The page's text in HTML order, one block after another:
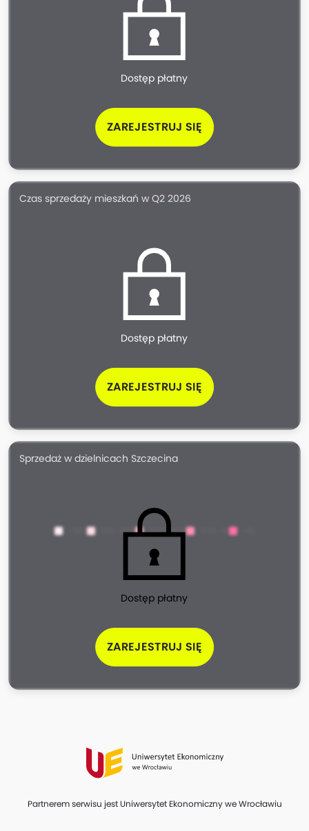
Dostęp płatny
ZAREJESTRUJ SIĘ
Czas sprzedaży mieszkań w Q2 2026
Dostęp płatny
ZAREJESTRUJ SIĘ
Sprzedaż w dzielnicach Szczecina
Dostęp płatny
ZAREJESTRUJ SIĘ
<100 100-200 200-500 500-1k
Partnerem serwisu jest Uniwersytet Ekonomiczny we Wrocławiu